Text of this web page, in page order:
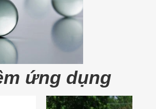
ứng dụng